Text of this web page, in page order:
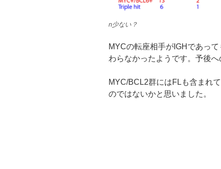
n少ない？
MYCの転座相手がIGHであっ
わらなかったようです。予後
MYC/BCL2群にはFLも含まれ
のではないかと思いました。